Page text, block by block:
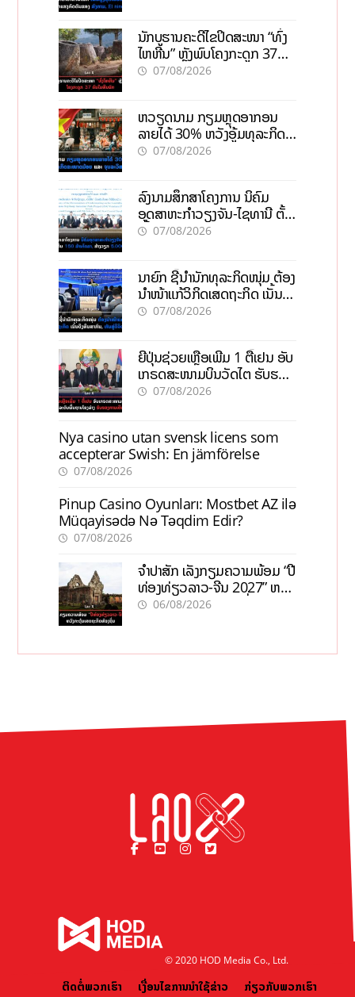
ນັກບູຮານຄະດີໄຂປິດສະໜາ “ທົ່ງ
ໄຫຫີນ” ຫຼັງພົບໂຄງກະດູກ 37
ຄົນໃນຫີນຍັກ
07/08/2026
ຫວຽດນາມ ກຽມຫຼຸດອາກອນ
ລາຍໄດ້ 30% ຫວັງອູ້ມທຸລະກິດ
ຂະໜາດນ້ອຍ ແລະ ຈຸນລະ
07/08/2026
ລົງນາມສຶກສາໂຄງການ ນິຄົມ
ອຸດສາຫະກຳວຽງຈັນ-ໄຊທານີ ຕັ້ງ
ເປົ້າດຶງທຶນ 150 ລ້ານໂດລາ, ສ້າງ
07/08/2026
ນາຍົກ ຊີ້ນຳນັກທຸລະກິດໜຸ່ມ ຕ້ອງ
ນຳໜ້າແກ້ວິກິດເສດຖະກິດ ເນັ້ນດຶງ
ທຶນສາກົນ, ຫັນສູ່ດິຈິຕອນ
07/08/2026
ຍີ່ປຸ່ນຊ່ວຍເຫຼືອເພີ່ມ 1 ຕື້ເຢນ ອັບ
ເກຣດສະໜາມບິນວັດໄຕ ຮັບຮອງ
ການເຕີບໂຕ
07/08/2026
Nya casino utan svensk licens som
accepterar Swish: En jämförelse
07/08/2026
Pinup Casino Oyunları: Mostbet AZ ilə
Müqayisədə Nə Təqdim Edir?
07/08/2026
ຈຳປາສັກ ເລັ່ງກຽມຄວາມພ້ອມ “ປີ
ທ່ອງທ່ຽວລາວ-ຈີນ 2027” ຫວັງ
ກະຕຸ້ນເສດຖະກິດທ້ອງຖິ່ນ
06/08/2026
© 2020 HOD Media Co., Ltd.
ຕິດຕໍ່ພວກເຮົາ ເງື່ອນໄຂການນຳໃຊ້ຂ່າວ ກ່ຽວກັບພວກເຮົາ